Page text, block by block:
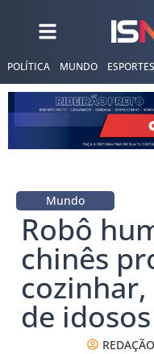
POLÍTICA MUNDO ESPORTES
Mundo
Robô
chinês
de
REDAÇÃO